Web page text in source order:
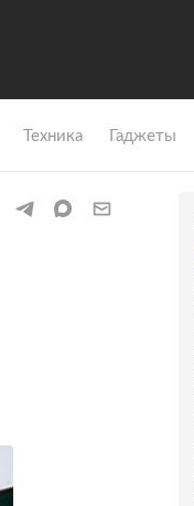
Техника Гаджеты